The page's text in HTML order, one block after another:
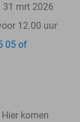
mrt 2026
12.00 uur
05 of
komen